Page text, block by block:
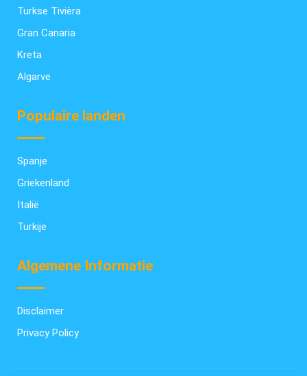
Turkse Tivièra
Gran Canaria
Kreta
Algarve
Populaire landen
Spanje
Griekenland
Italië
Turkije
Algemene Informatie
Disclaimer
Privacy Policy